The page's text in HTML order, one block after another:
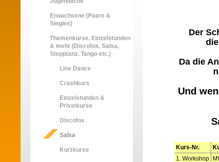
Erwachsene (Paare &
Singles)
Themenkurse, Einzelstunden
& mehr (Discofox, Salsa,
Stepptanz, Tango etc.)
Line Dance
Crashkurs
Einzelstunden &
Privatkurse
Discofox
Salsa
Kurzkurse
Der
Da die
Und
Kurs-Nr.
1. Workshop